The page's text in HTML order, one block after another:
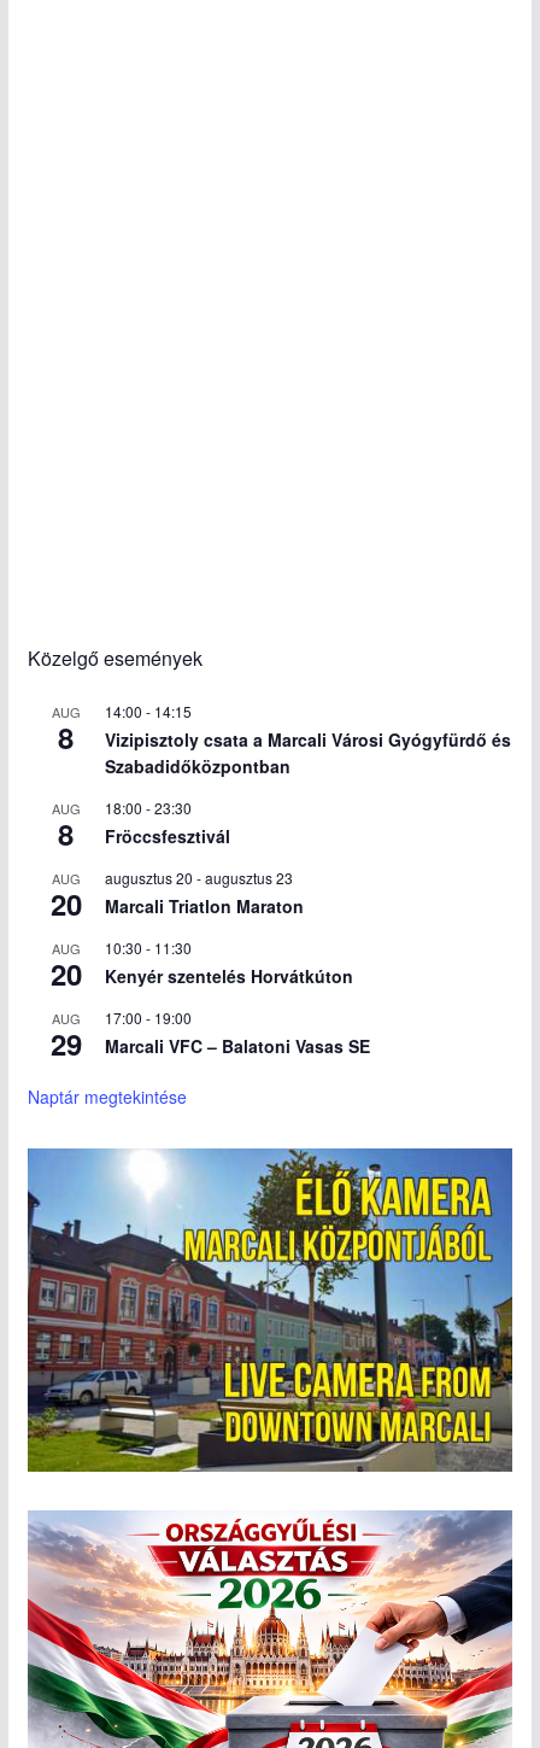
Közelgő események
AUG
8
14:00 - 14:15
Vizipisztoly csata a Marcali Városi Gyógyfürdő és
Szabadidőközpontban
AUG
8
18:00 -23:30
Fröccsfesztivál
AUG
20
augusztus 20 -augusztus 23
Marcali Triatlon Maraton
AUG
20
10:30 - 11:30
Kenyér szentelés Horvátkúton
AUG
29
17:00 - 19:00
Marcali VFC – Balatoni Vasas SE
Naptár megtekintése